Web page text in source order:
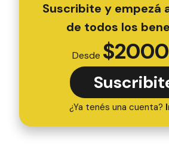
Suscribite y empezá
de todos los
Desde $2000
¿Ya tenés una cuenta?